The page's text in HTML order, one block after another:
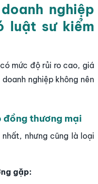
nghiệp
luật sư kiểm
mức độ rủi ro cao, giá
nghiệp không nên
đồng thương mại
nhưng cũng là loại
gặp: